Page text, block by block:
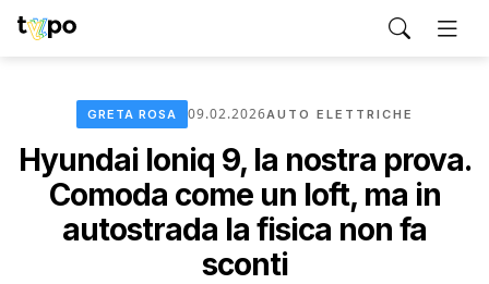
GRETA ROSA 09.02.2026AUTO ELETTRICHE
Hyundai Ioniq 9, la nostra prova.
Comoda come un loft, ma in
autostrada la fisica non fa
sconti